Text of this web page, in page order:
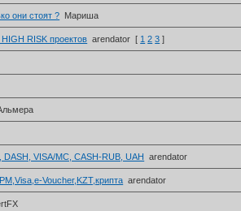
они стоят ? Мариша
RISK проектов arendator [ 1 2 3 ]
VISA/MC, CASH-RUB, UAH arendator
Voucher,KZT,крипта arendator